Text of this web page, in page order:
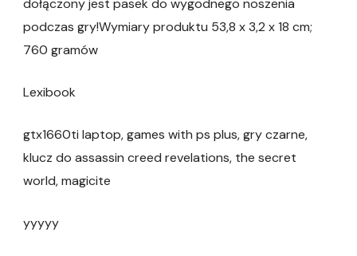
dołączony jest pasek do wygodnego noszenia
podczas gry!Wymiary produktu 53,8 x 3,2 x 18 cm;
760 gramów
Lexibook
gtx1660ti laptop, games with ps plus, gry czarne,
klucz do assassin creed revelations, the secret
world, magicite
yyyyy